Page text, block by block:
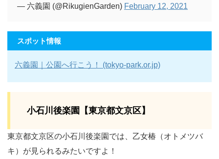
— 六義園 (@RikugienGarden) February 12, 2021
スポット情報
六義園｜公園へ行こう！ (tokyo-park.or.jp)
小石川後楽園【東京都文京区】
東京都文京区の小石川後楽園では、乙女椿（オトメツバ
キ）が見られるみたいですよ！